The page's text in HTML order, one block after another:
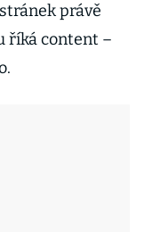
právě
říká content –